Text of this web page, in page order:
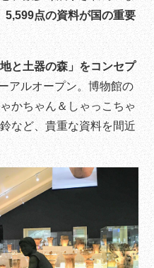
5,599点の資料が国の重要
地と土器の森」をコンセプ
アルオープン。博物館の
かちゃん＆しゃっこちゃ
など、貴重な資料を間近